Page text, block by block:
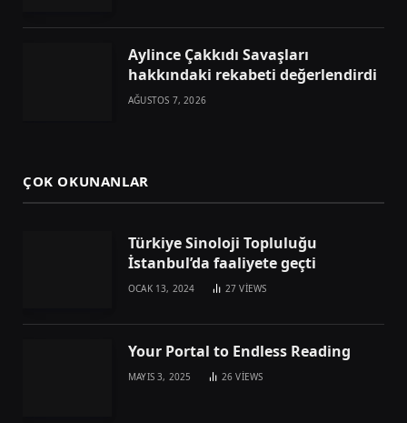
Aylince Çakkıdı Savaşları
hakkındaki rekabeti değerlendirdi
AĞUSTOS 7, 2026
ÇOK OKUNANLAR
Türkiye Sinoloji Topluluğu
İstanbul’da faaliyete geçti
OCAK 13, 2024 27VIEWS
Your Portal to Endless Reading
MAYIS 3, 2025 26VIEWS